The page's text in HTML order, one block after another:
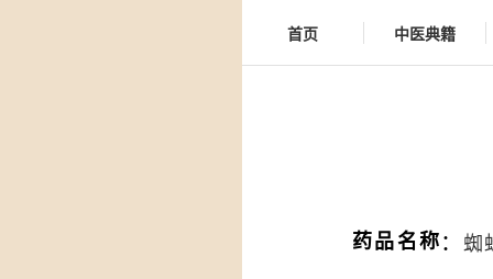
首页 中医典籍
药品名称： 蜘